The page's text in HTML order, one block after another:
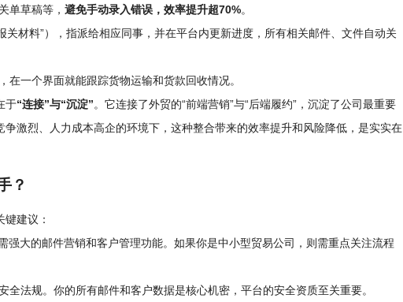
单草稿等， 避免手动录入错误，效率提升超70%。
关材料”），指派给相应同事，并在平台内更新进度，所有相关邮件、文件自动关
在一个界面就能跟踪货物运输和货款回收情况。
于“连接”与“沉淀”。它连接了外贸的“前端营销”与“后端履约”，沉淀了公司最重要
激烈、人力成本高企的环境下，这种整合带来的效率提升和风险降低，是实实在
？
建议：
强大的邮件营销和客户管理功能。如果你是中小型贸易公司，则需重点关注流程
法规。你的所有邮件和客户数据是核心机密，平台的安全资质至关重要。